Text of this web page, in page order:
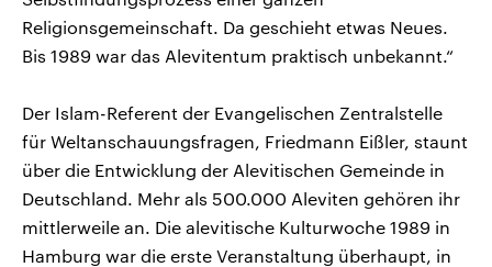
Religionsgemeinschaft. Da geschieht etwas Neues.
Bis 1989 war das Alevitentum praktisch unbekannt.“
Der Islam-Referent der Evangelischen Zentralstelle
für Weltanschauungsfragen, Friedmann Eißler, staunt
über die Entwicklung der Alevitischen Gemeinde in
Deutschland. Mehr als 500.000 Aleviten gehören ihr
mittlerweile an. Die alevitische Kulturwoche 1989 in
Hamburg war die erste Veranstaltung überhaupt, in